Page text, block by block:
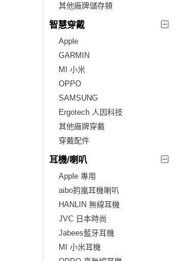
其他廠牌儲存類
智慧穿戴
Apple
GARMIN
MI 小米
OPPO
SAMSUNG
Ergotech 人因科技
其他廠牌穿戴
穿戴配件
耳機/喇叭
Apple 專用
aibo鈞嵐耳機喇叭
HANLIN 無線耳機
JVC 日本時尚
Jabees藍牙耳機
MI 小米耳機